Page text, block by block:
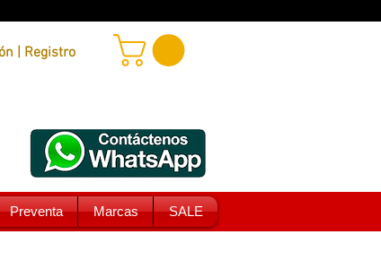
Iniciar sesión | Registro
Preventa Marcas SALE